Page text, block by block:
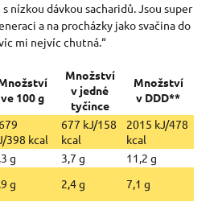
nízkou dávkou sacharidů. Jsou super
a na procházky jako svačina do
mi nejvíc chutná.“
ve 100 g
Množství
v jedné
tyčince
Množství
v DDD**
398 kcal
677 kJ/158
kcal
2015 kJ/478
kcal
g 3,7 g
11,2 g
g 2,4 g
7,1 g